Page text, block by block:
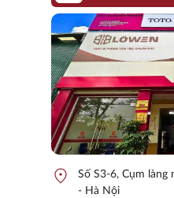
location_on
Số S3-6, Cụm làng
- Hà Nội